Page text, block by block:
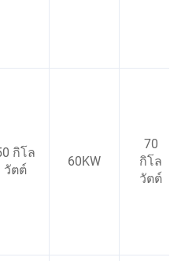
กิโล
วัตต์
60KW
70
กิโล
วัตต์